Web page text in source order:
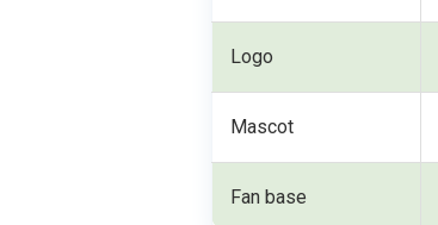
Logo
Mascot
Fan base